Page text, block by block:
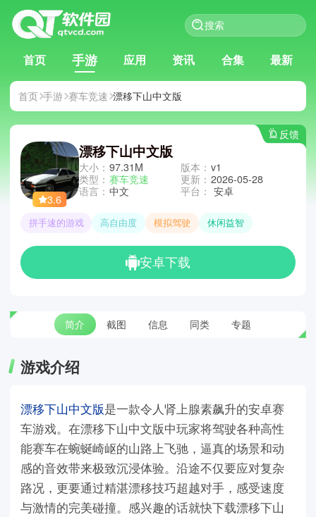
首页 手游 应用 资讯 合集 最新
首页 手游 赛车竞速 漂移下山中文版
反馈
3.6
漂移下山中文版
大小： 97.31M
类型： 赛车竞速
语言： 中文
版本： v1
更新： 2026-05-28
平台： 安卓
拼手速的游戏 高自由度 模拟驾驶 休闲益智
安卓下载
简介 截图 信息 同类 专题
游戏介绍
漂移下山中文版是一款令人肾上腺素飙升的安卓赛
车游戏。在漂移下山中文版中玩家将驾驶各种高性
能赛车在蜿蜒崎岖的山路上飞驰，逼真的场景和动
感的音效带来极致沉浸体验。沿途不仅要应对复杂
路况，更要通过精湛漂移技巧超越对手，感受速度
与激情的完美碰撞。感兴趣的话就快下载漂移下山